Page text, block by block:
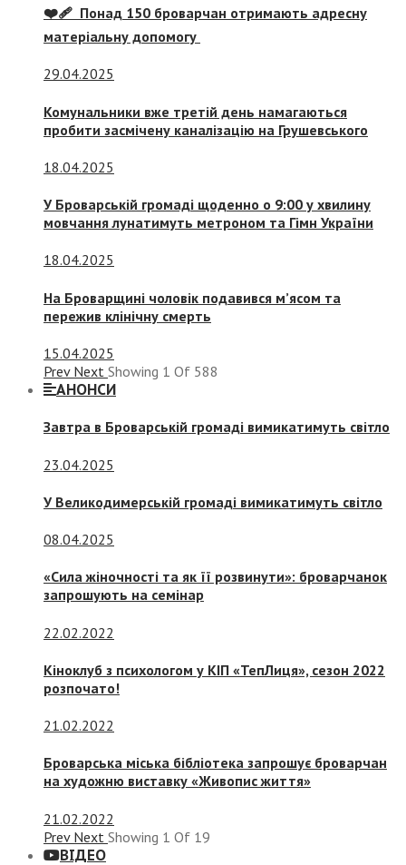
❤️‍🩹 Понад 150 броварчан отримають адресну
матеріальну допомогу
29.04.2025
Комунальники вже третій день намагаються
пробити засмічену каналізацію на Грушевського
18.04.2025
У Броварській громаді щоденно о 9:00 у хвилину
мовчання лунатимуть метроном та Гімн України
18.04.2025
На Броварщині чоловік подавився м’ясом та
пережив клінічну смерть
15.04.2025
Prev Next Showing 1 Of 588
АНОНСИ
Завтра в Броварській громаді вимикатимуть світло
23.04.2025
У Великодимерській громаді вимикатимуть світло
08.04.2025
«Сила жіночності та як її розвинути»: броварчанок
запрошують на семінар
22.02.2022
Кіноклуб з психологом у КІП «ТепЛиця», сезон 2022
розпочато!
21.02.2022
Броварська міська бібліотека запрошує броварчан
на художню виставку «Живопис життя»
21.02.2022
Prev Next Showing 1 Of 19
ВІДЕО